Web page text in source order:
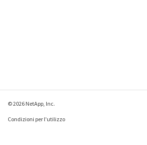
© 2026 NetApp, Inc.
Condizioni per l'utilizzo